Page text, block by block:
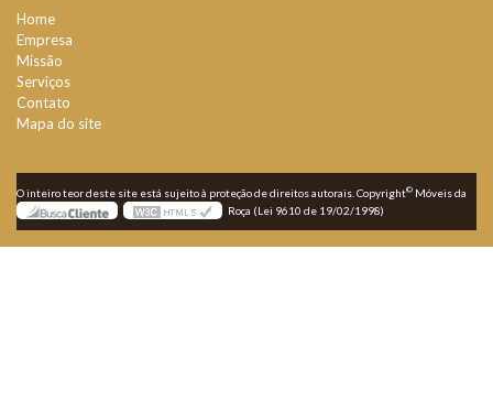
Home
Empresa
Missão
Serviços
Contato
Mapa do site
O inteiro teor deste site está sujeito à proteção de direitos autorais. Copyright© Móveis da
Roça (Lei 9610 de 19/02/1998)